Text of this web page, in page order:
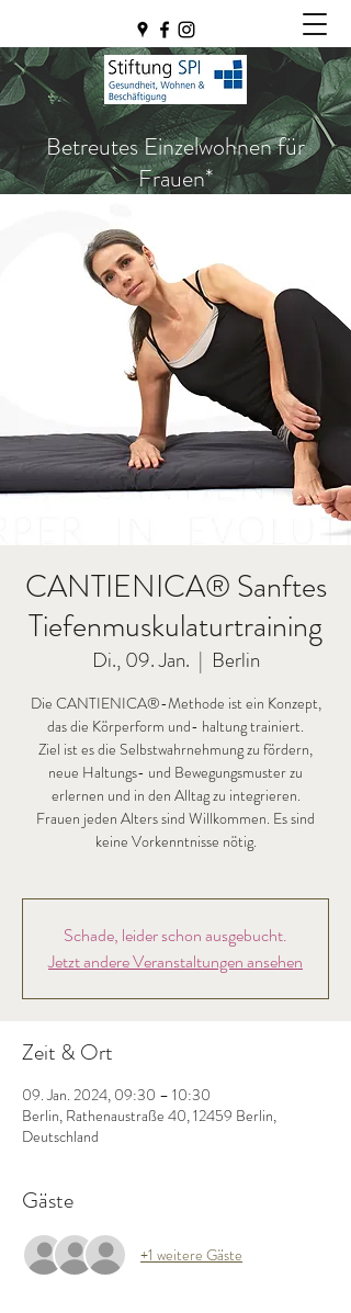
Betreutes Einzelwohnen für
Frauen*
CANTIENICA® Sanftes
Tiefenmuskulaturtraining
Di., 09. Jan.
  |
Berlin
Die CANTIENICA®-Methode ist ein Konzept,
das die Körperform und- haltung trainiert.
Ziel ist es die Selbstwahrnehmung zu fördern,
neue Haltungs- und Bewegungsmuster zu
erlernen und in den Alltag zu integrieren.
Frauen jeden Alters sind Willkommen. Es sind
keine Vorkenntnisse nötig.
Schade, leider schon ausgebucht.
Jetzt andere Veranstaltungen ansehen
Zeit & Ort
09. Jan. 2024, 09:30 – 10:30
Berlin, Rathenaustraße 40, 12459 Berlin,
Deutschland
Gäste
+1 weitere Gäste